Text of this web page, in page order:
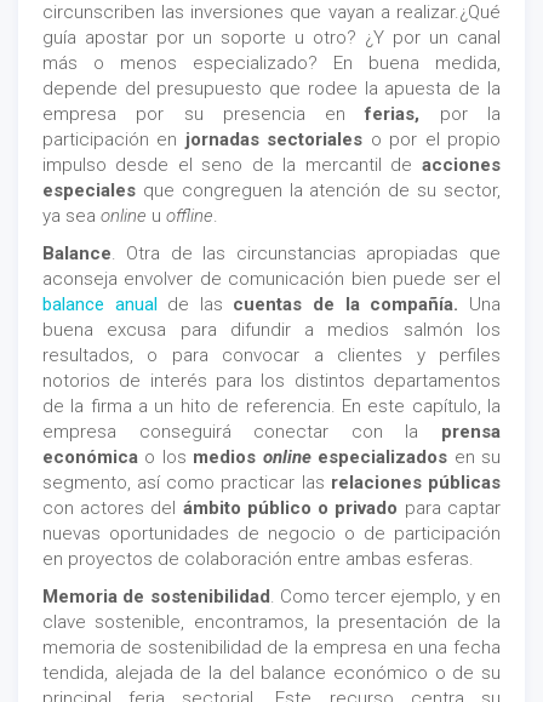
circunscriben las inversiones que vayan a realizar.¿Qué
guía apostar por un soporte u otro? ¿Y por un canal
más o menos especializado? En buena medida,
depende del presupuesto que rodee la apuesta de la
empresa por su presencia en ferias, por la
participación en jornadas sectoriales o por el propio
impulso desde el seno de la mercantil de acciones
especiales que congreguen la atención de su sector,
ya sea online u offline.
Balance. Otra de las circunstancias apropiadas que
aconseja envolver de comunicación bien puede ser el
balance anual
de las cuentas de la compañía. Una
buena excusa para difundir a medios salmón los
resultados, o para convocar a clientes y perfiles
notorios de interés para los distintos departamentos
de la firma a un hito de referencia. En este capítulo, la
empresa conseguirá conectar con la prensa
económica o los medios onlineespecializados en su
segmento, así como practicar las relaciones públicas
con actores del ámbito público o privado para captar
nuevas oportunidades de negocio o de participación
en proyectos de colaboración entre ambas esferas.
Memoria de sostenibilidad . Como tercer ejemplo, y en
clave sostenible, encontramos, la presentación de la
memoria de sostenibilidad de la empresa en una fecha
tendida, alejada de la del balance económico o de su